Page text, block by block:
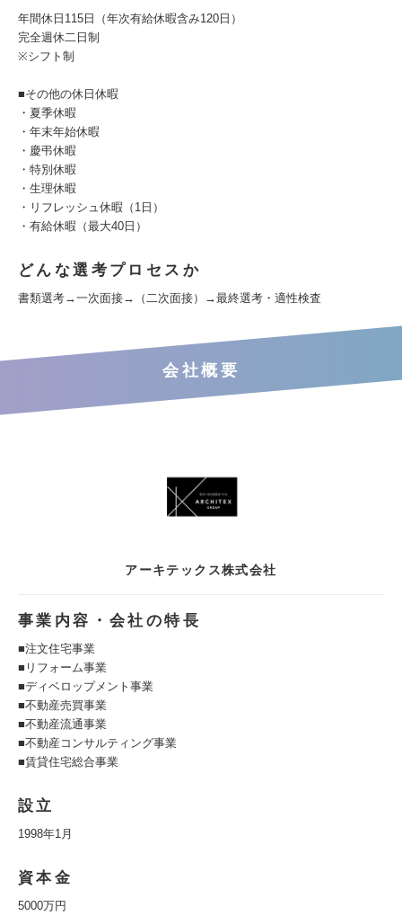
年間休日115日（年次有給休暇含み120日）
完全週休二日制
※シフト制
■その他の休日休暇
・夏季休暇
・年末年始休暇
・慶弔休暇
・特別休暇
・生理休暇
・リフレッシュ休暇（1日）
・有給休暇（最大40日）
どんな選考プロセスか
書類選考→一次面接→（二次面接）→最終選考・適性検査
会社概要
アーキテックス株式会社
事業内容・会社の特長
■注文住宅事業
■リフォーム事業
■ディベロップメント事業
■不動産売買事業
■不動産流通事業
■不動産コンサルティング事業
■賃貸住宅総合事業
設立
1998年1月
資本金
5000万円